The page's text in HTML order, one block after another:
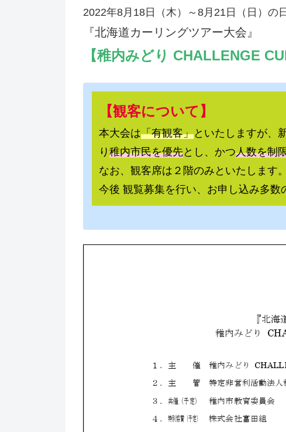
2022年8月18日（木）～8月21日（日）の
『北海道カーリングツアー大会』
【稚内みどり CHALLENGE
【観客について】
本大会は「有観客」といたしますが、
り 稚内市民を優先とし、かつ人数を制
なお、観客席は２階のみといたします。
今後 観覧募集を行い、お申し込み多数